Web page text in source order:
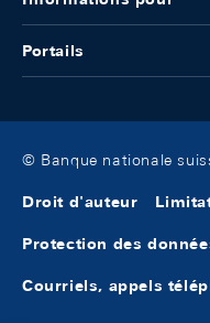
Portails
© Banque nationale
Droit d'auteur
Protection des
Courriels, appels